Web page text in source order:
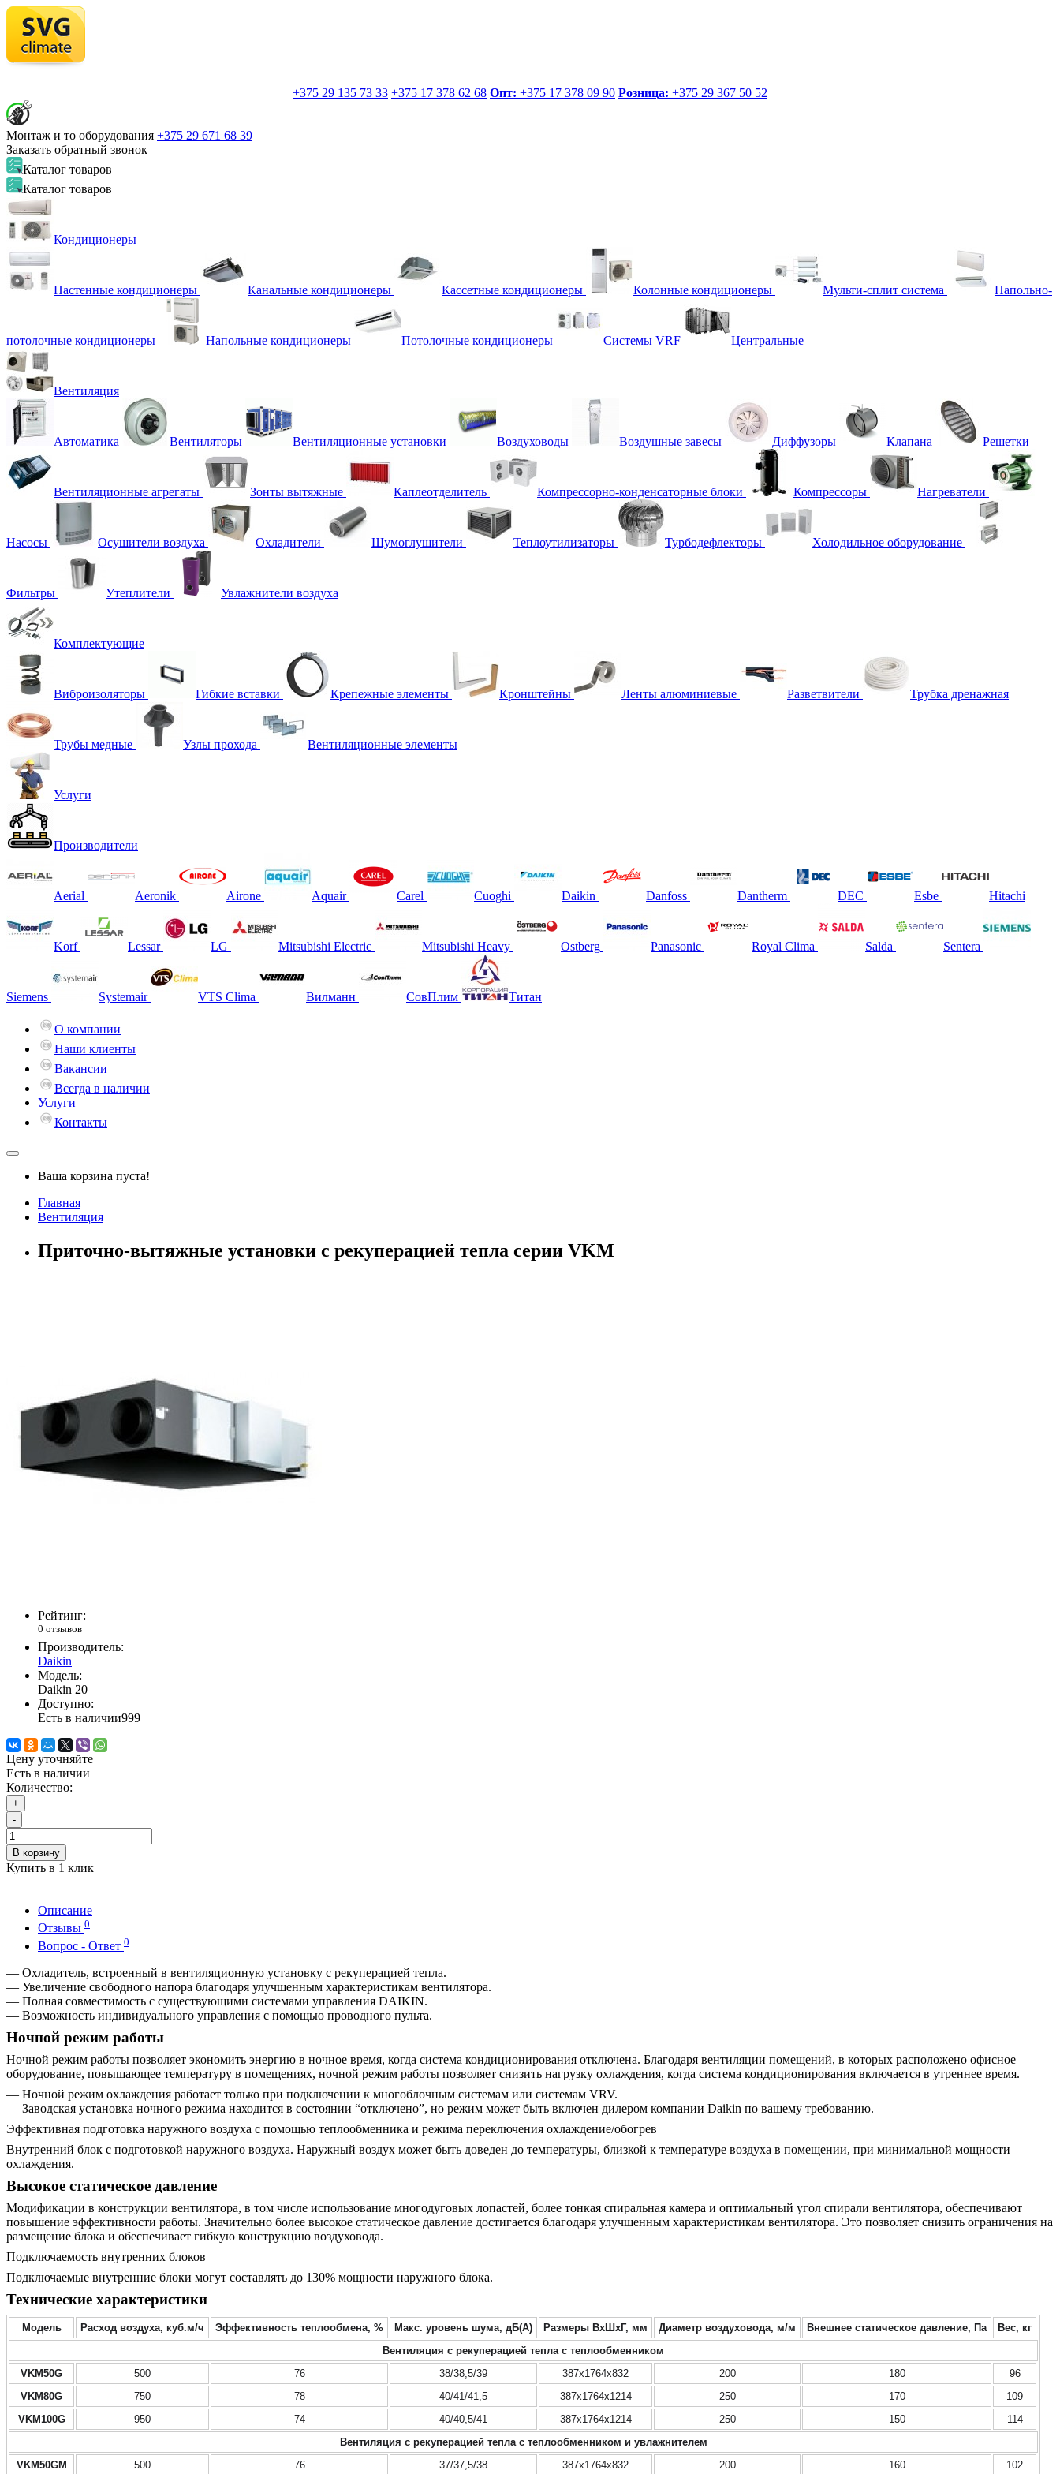
+375 29 135 73 33 +375 17 378 62 68 Опт: +375 17 378 09 90 Розница: +375 29 367 50 52
Монтаж и то оборудования +375 29 671 68 39
Заказать обратный звонок
Каталог товаров
Каталог товаров
Кондиционеры
Настенные кондиционеры Канальные кондиционеры Кассетные кондиционеры Колонные кондиционеры Мульти-сплит система Напольно-
потолочные кондиционеры Напольные кондиционеры Потолочные кондиционеры Системы VRF Центральные
Вентиляция
Автоматика Вентиляторы Вентиляционные установки Воздуховоды Воздушные завесы Диффузоры Клапана Решетки
Вентиляционные агрегаты Зонты вытяжные Каплеотделитель Компрессорно-конденсаторные блоки Компрессоры Нагреватели
Насосы Осушители воздуха Охладители Шумоглушители Теплоутилизаторы Турбодефлекторы Холодильное оборудование
Фильтры Утеплители Увлажнители воздуха
Комплектующие
Виброизоляторы Гибкие вставки Крепежные элементы Кронштейны Ленты алюминиевые Разветвители Трубка дренажная
Трубы медные Узлы прохода Вентиляционные элементы
Услуги
Производители
Aerial Aeronik Airone Aquair Carel Cuoghi Daikin Danfoss Dantherm DEC Esbe Hitachi
Korf Lessar LG Mitsubishi Electric Mitsubishi Heavy Ostberg Panasonic Royal Clima Salda Sentera
Siemens Systemair VTS Clima Вилманн СовПлим Титан
О компании
Наши клиенты
Вакансии
Всегда в наличии
Услуги
Контакты
Ваша корзина пуста!
Главная
Вентиляция
Приточно-вытяжные установки с рекуперацией тепла серии VKM
Рейтинг:
0 отзывов
Производитель:
Daikin
Модель:
Daikin 20
Доступно:
Есть в наличии999
Цену уточняйте
Есть в наличии
Количество:
+
-
В корзину
Купить в 1 клик
Описание
Отзывы 0
Вопрос - Ответ 0
— Охладитель, встроенный в вентиляционную установку с рекуперацией тепла.
— Увеличение свободного напора благодаря улучшенным характеристикам вентилятора.
— Полная совместимость с существующими системами управления DAIKIN.
— Возможность индивидуального управления с помощью проводного пульта.
Ночной режим работы
Ночной режим работы позволяет экономить энергию в ночное время, когда система кондиционирования отключена. Благодаря вентиляции помещений, в которых расположено офисное
оборудование, повышающее температуру в помещениях, ночной режим работы позволяет снизить нагрузку охлаждения, когда система кондиционирования включается в утреннее время.
— Ночной режим охлаждения работает только при подключении к многоблочным системам или системам VRV.
— Заводская установка ночного режима находится в состоянии “отключено”, но режим может быть включен дилером компании Daikin по вашему требованию.
Эффективная подготовка наружного воздуха с помощью теплообменника и режима переключения охлаждение/обогрев
Внутренний блок с подготовкой наружного воздуха. Наружный воздух может быть доведен до температуры, близкой к температуре воздуха в помещении, при минимальной мощности
охлаждения.
Высокое статическое давление
Модификации в конструкции вентилятора, в том числе использование многодуговых лопастей, более тонкая спиральная камера и оптимальный угол спирали вентилятора, обеспечивают
повышение эффективности работы. Значительно более высокое статическое давление достигается благодаря улучшенным характеристикам вентилятора. Это позволяет снизить ограничения на
размещение блока и обеспечивает гибкую конструкцию воздуховода.
Подключаемость внутренних блоков
Подключаемые внутренние блоки могут составлять до 130% мощности наружного блока.
Технические характеристики
Модель Расход воздуха, куб.м/ч Эффективность теплообмена, % Макс. уровень шума, дБ(А) Размеры ВxШxГ, мм Диаметр воздуховода, м/м Внешнее статическое давление, Па
Вес, кг
Вентиляция с рекуперацией тепла с теплообменником
VKM50G
500 76 38/38,5/39 387x1764x832 200 180
96
VKM80G
750 78 40/41/41,5 387x1764x1214 250 170
109
VKM100G
950 74 40/40,5/41 387x1764x1214 250 150
114
Вентиляция с рекуперацией тепла с теплообменником и увлажнителем
VKM50GM
500 76 37/37,5/38 387x1764x832 200 160 102